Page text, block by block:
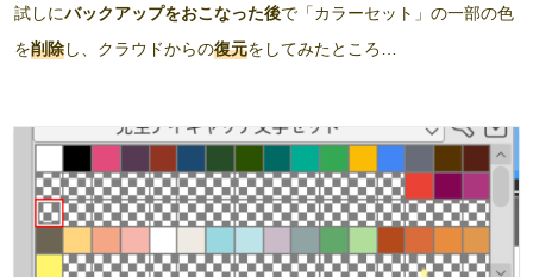
試しにバックアップをおこなった後で「カラーセット」の一部の色
を削除し、クラウドからの復元をしてみたところ…